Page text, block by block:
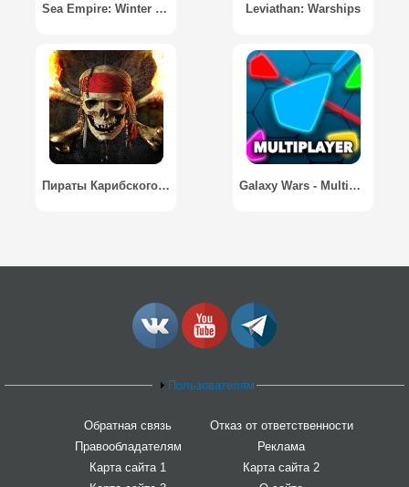
Sea Empire: Winter Lords Leviathan: Warships
Пираты Карибского моря / Pirates of the Caribbean: ToW Galaxy Wars - Multiplayer
Пользователям
Обратная связь
Отказ от ответственности
Правообладателям
Реклама
Карта сайта 1
Карта сайта 2